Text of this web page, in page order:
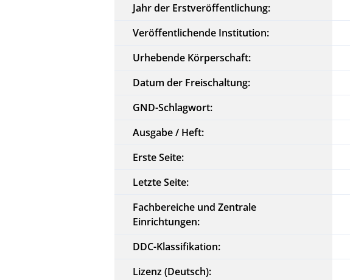
Jahr der Erstveröffentlichung:
Veröffentlichende Institution:
Urhebende Körperschaft:
Datum der Freischaltung:
GND-Schlagwort:
Ausgabe / Heft:
Erste Seite:
Letzte Seite:
Fachbereiche und Zentrale
Einrichtungen:
DDC-Klassifikation:
Lizenz (Deutsch):